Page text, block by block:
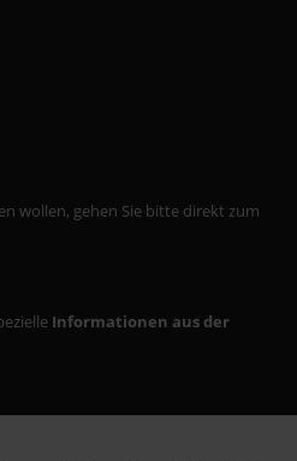
wollen, gehen Sie bitte direkt zum
Informationen aus der